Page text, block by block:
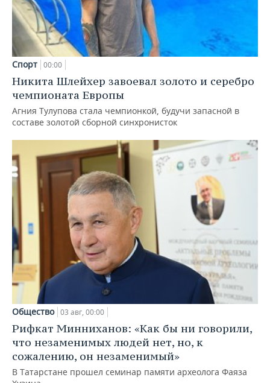
Спорт 00:00
Никита Шлейхер завоевал золото и серебро
чемпионата Европы
Агния Тулупова стала чемпионкой, будучи запасной в
составе золотой сборной синхронисток
Общество 03 авг, 00:00
Рифкат Минниханов: «Как бы ни говорили,
что незаменимых людей нет, но, к
сожалению, он незаменимый»
В Татарстане прошел семинар памяти археолога Фаяза